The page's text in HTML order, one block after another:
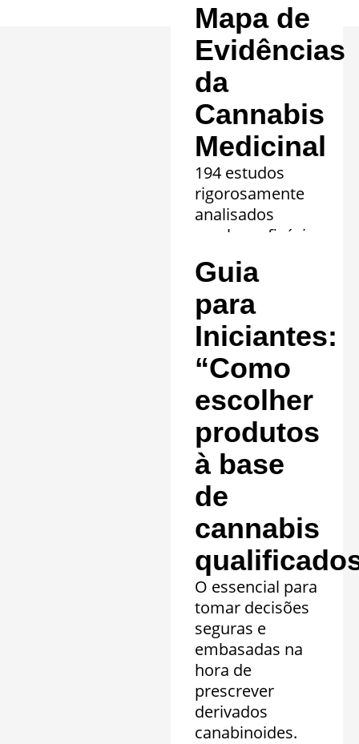
Mapa de
Evidências
da
Cannabis
Medicinal
194 estudos
rigorosamente
analisados
revelam eficácia
comprovada em
20 quadros
clínicos.
Saiba mais »
Guia
para
Iniciantes:
“Como
escolher
produtos
à base
de
cannabis
O essencial para
tomar decisões
seguras e
embasadas na
hora de
prescrever
derivados
canabinoides.